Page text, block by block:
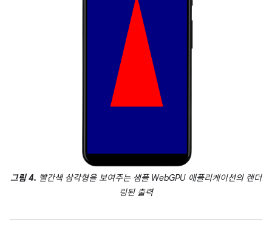
그림 4. 빨간색 삼각형을 보여주는 샘플 WebGPU 애플리케이션의 렌더
링된 출력